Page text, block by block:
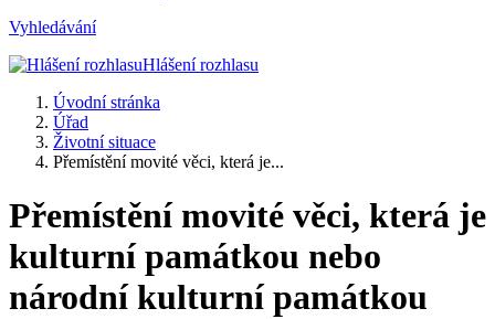
Vyhledávání
Hlášení rozhlasu
Úvodní stránka
Úřad
Životní situace
Přemístění movité věci, která je...
Přemístění movité věci, která je
kulturní památkou nebo
národní kulturní památkou